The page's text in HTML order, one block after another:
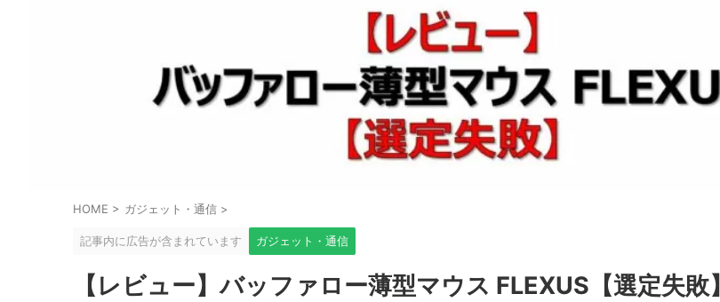
HOME > ガジェット・通信 >
記事内に広告が含まれています ガジェット・通信
【レビュー】バッファロー薄型マウス FLEXUS【選定失敗】